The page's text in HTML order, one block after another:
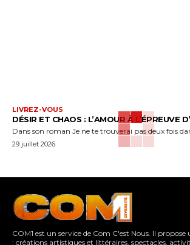
LIVREZ-VOUS
DÉSIR ET CHAOS : L’AMOUR À L’ÉPREUVE
Dans son roman Je ne te trouverai pas deux fois
29 juillet 2026
COM1 est un service de Com C'est Nous. Il
: créations artistiques et littéraires, spectacles,